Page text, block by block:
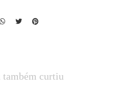
também curtiu